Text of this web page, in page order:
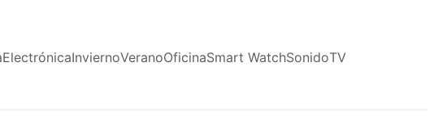
ElectrónicaInviernoVeranoOficinaSmart WatchSonidoTV